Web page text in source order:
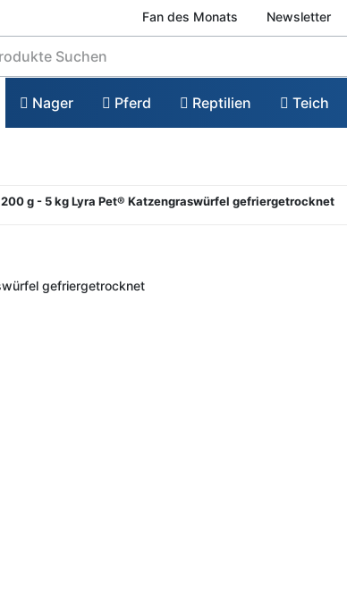
Fan des Monats Newsletter
Nager Pferd Reptilien Teich
200 g - 5 kg Lyra Pet® Katzengraswürfel gefriergetrocknet